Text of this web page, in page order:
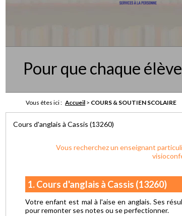
Pour que chaque
Vous êtes ici : Accueil > COURS & SOUTIEN SCOLAIRE
Cours d'anglais à Cassis (13260)
Vous recherchez un enseignant
1. Cours d'anglais à Cassis (13260)
Votre enfant est mal à l'aise en anglais. Ses
pour remonter ses notes ou se perfectionner.